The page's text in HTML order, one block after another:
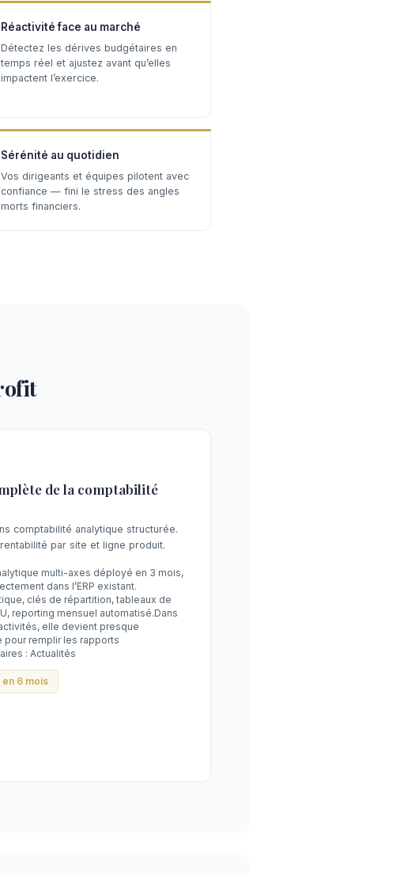
Réactivité face au marché
Détectez les dérives budgétaires en
temps réel et ajustez avant qu’elles
impactent l’exercice.
Sérénité au quotidien
Vos dirigeants et équipes pilotent avec
confiance — fini le stress des angles
morts financiers.
de la comptabilité
comptabilité analytique structurée.
par site et ligne produit.
multi-axes déployé en 3 mois,
dans l’ERP existant.
clés de répartition, tableaux de
reporting mensuel automatisé.Dans
elle devient presque
pour remplir les rapports
: Actualités
6 mois